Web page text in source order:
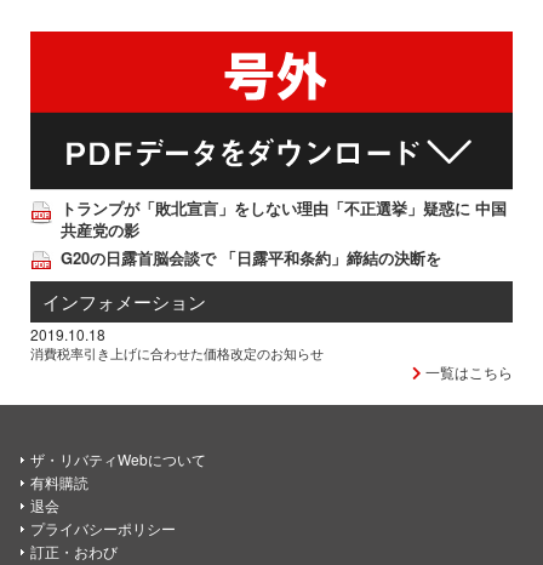
トランプが「敗北宣言」をしない理由「不正選挙」疑惑に 中国
共産党の影
G20の日露首脳会談で 「日露平和条約」締結の決断を
インフォメーション
2019.10.18
消費税率引き上げに合わせた価格改定のお知らせ
一覧はこちら
ザ・リバティWebについて
有料購読
退会
プライバシーポリシー
訂正・おわび